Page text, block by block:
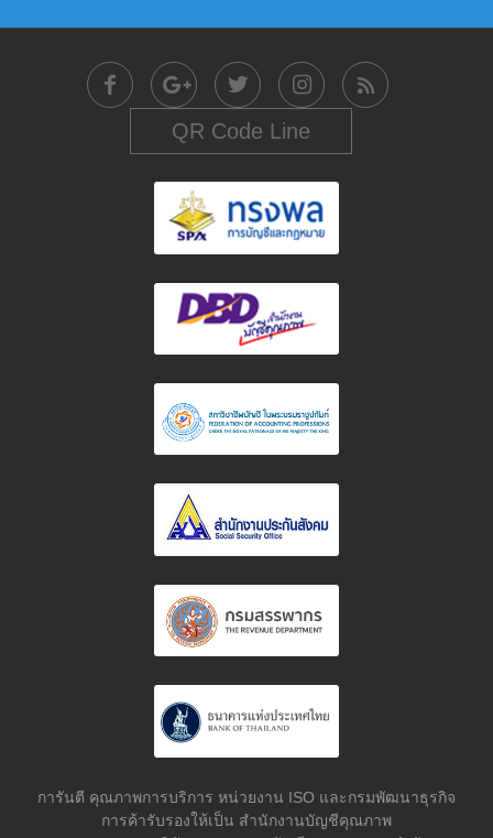
QR Code Line
การันตี คุณภาพการบริการ หน่วยงาน ISO และกรมพัฒนาธุรกิจ
การค้ารับรองให้เป็น สำนักงานบัญชีคุณภาพ